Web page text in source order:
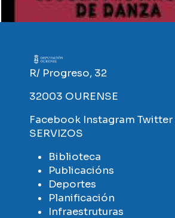
Imaxe
R/ Progreso, 32
32003 OURENSE
Facebook Instagram Twitter
SERVIZOS
Biblioteca
Publicacións
Deportes
Planificación
Infraestruturas